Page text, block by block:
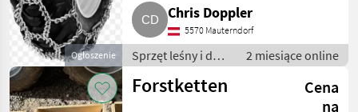
Ogłoszenie
Chris Doppler
5570 Mauterndorf
Sprzęt leśny i do
obróbki drewna /
Łańcuchy leśne
2 miesiące online
Forstketten
Cena
na